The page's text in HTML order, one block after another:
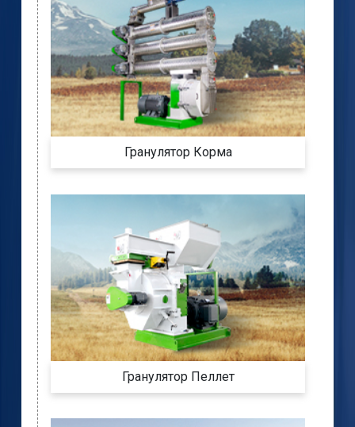
Гранулятор Корма
Гранулятор Пеллет